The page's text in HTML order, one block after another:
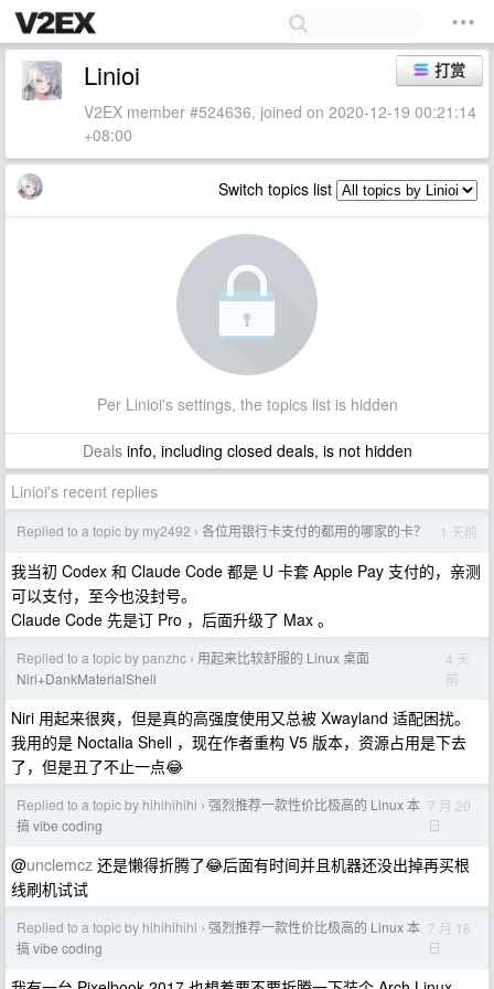
打赏
Linioi
V2EX member #524636, joined on 2020-12-19 00:21:14
+08:00
Switch topics list
Per Linioi's settings, the topics list is hidden
Dealsinfo, including closed deals, is not hidden
Linioi's recent replies
Replied to a topic by my2492 › 各位用银行卡支付的都用的哪家的卡？ 1 天前
我当初 Codex 和 Claude Code 都是 U 卡套 Apple Pay 支付的，亲测
可以支付，至今也没封号。
Claude Code 先是订 Pro ，后面升级了 Max 。
Replied to a topic by panzhc › 用起来比较舒服的 Linux 桌面
Niri+DankMaterialShell
4 天
前
Niri 用起来很爽，但是真的高强度使用又总被 Xwayland 适配困扰。
我用的是 Noctalia Shell ，现在作者重构 V5 版本，资源占用是下去
了，但是丑了不止一点😂
Replied to a topic by hihihihihi › 强烈推荐一款性价比极高的 Linux 本
搞 vibe coding
7 月 20
日
@unclemcz 还是懒得折腾了😂后面有时间并且机器还没出掉再买根
线刷机试试
Replied to a topic by hihihihihi › 强烈推荐一款性价比极高的 Linux 本
搞 vibe coding
7 月 18
日